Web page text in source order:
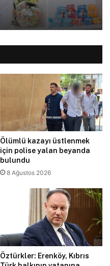
Ölümlü kazayı üstlenmek
için polise yalan beyanda
bulundu
8 Ağustos 2026
Öztürkler: Erenköy, Kıbrıs